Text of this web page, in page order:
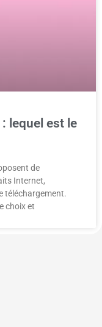
lequel est le
de
Internet,
téléchargement.
choix et